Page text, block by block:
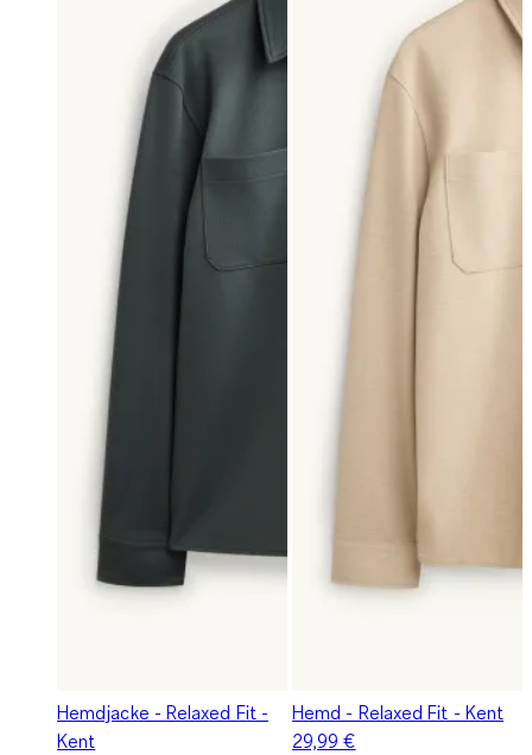
Hemdjacke - Relaxed Fit -
Kent
Hemd - Relaxed Fit - Kent
29,99 €